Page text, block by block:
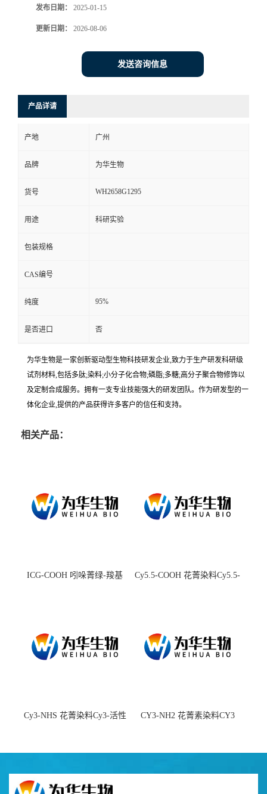
发布日期： 2025-01-15
更新日期： 2026-08-06
发送咨询信息
产品详请
产地 广州
品牌 为华生物
货号 WH2658G1295
用途 科研实验
包装规格
CAS编号
纯度 95%
是否进口 否
为华生物是一家创新驱动型生物科技研发企业,致力于生产研发科研级
试剂材料,包括多肽;染料;小分子化合物;磷脂;多糖;高分子聚合物修饰以
及定制合成服务。拥有一支专业技能强大的研发团队。作为研发型的一
体化企业,提供的产品获得许多客户的信任和支持。
相关产品：
ICG-COOH 吲哚菁绿-羧基
Cy5.5-COOH 花菁染料Cy5.5-
Cy3-NHS 花菁染料Cy3-活性
CY3-NH2 花菁素染料CY3